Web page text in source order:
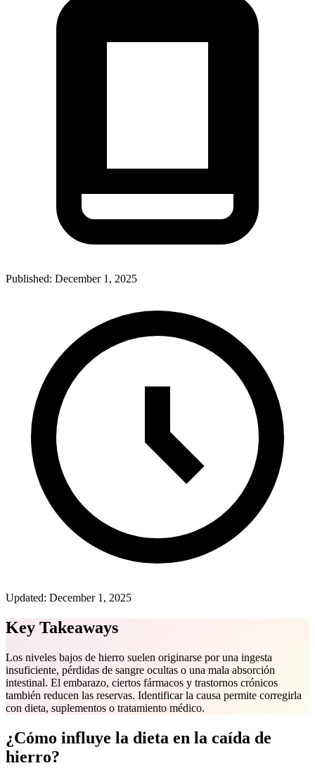
Published: December 1, 2025
Updated: December 1, 2025
Key Takeaways
Los niveles bajos de hierro suelen originarse por una ingesta
insuficiente, pérdidas de sangre ocultas o una mala absorción
intestinal. El embarazo, ciertos fármacos y trastornos crónicos
también reducen las reservas. Identificar la causa permite corregirla
con dieta, suplementos o tratamiento médico.
¿Cómo influye la dieta en la caída de
hierro?